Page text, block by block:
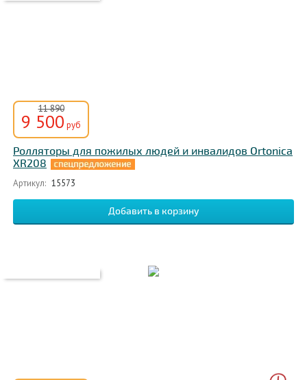
11 890
9 500 руб
Ролляторы для пожилых людей и инвалидов Ortonica
XR208
Артикул: 15573